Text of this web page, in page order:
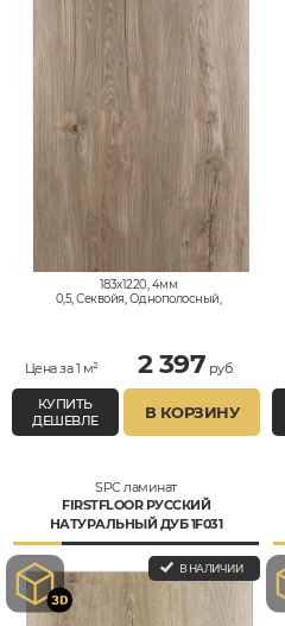
183x1220, 4мм
0,5, Секвойя, Однополосный,
Цена за 1 м² 2 397 руб.
КУПИТЬ
ДЕШЕВЛЕ
В КОРЗИНУ
SPC ламинат
FIRSTFLOOR РУССКИЙ
НАТУРАЛЬНЫЙ ДУБ 1F031
В НАЛИЧИИ